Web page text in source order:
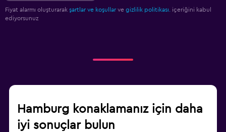
Fiyat alarmı oluşturarak şartlar ve koşullar ve gizlilik politikası.
içeriğini kabul
ediyorsunuz
Hamburg konaklamanız için daha
iyi sonuçlar bulun